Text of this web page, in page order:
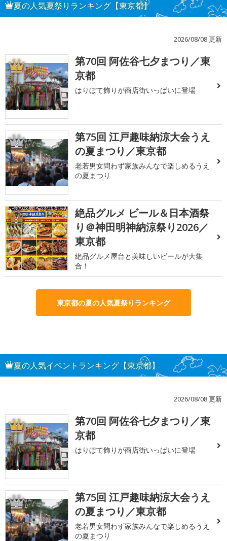
夏の人気夏祭りランキング【東京都】
2026/08/08 更新
1
第70回 阿佐谷七夕まつり／東
京都
はりぼて飾りが商店街いっぱいに登場
2
第75回 江戸趣味納涼大会うえ
の夏まつり／東京都
老若男女問わず家族みんなで楽しめるうえ
の夏まつり
3
絶品グルメ ビール＆日本酒祭
り＠神田明神納涼祭り2026／
東京都
絶品グルメ屋台と美味しいビールが大集
合！
東京都の夏の人気夏祭りランキング
夏の人気イベントランキング【東京都】
2026/08/08 更新
1
第70回 阿佐谷七夕まつり／東
京都
はりぼて飾りが商店街いっぱいに登場
2
第75回 江戸趣味納涼大会うえ
の夏まつり／東京都
老若男女問わず家族みんなで楽しめるうえ
の夏まつり